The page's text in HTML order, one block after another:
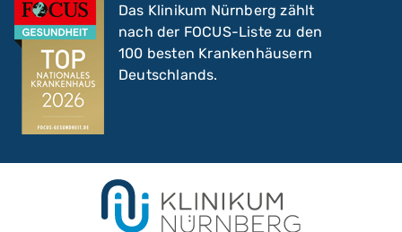
Das Klinikum Nürnberg zählt
nach der FOCUS-Liste zu den
100 besten Krankenhäusern
Deutschlands.